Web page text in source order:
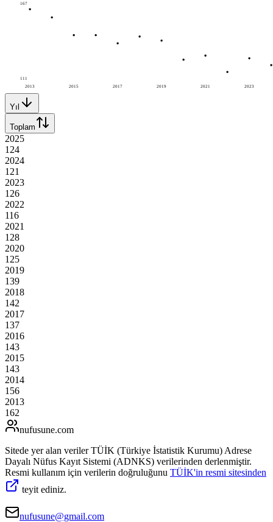
2013 2015 2017 2019 2021 2023
167
111
Yıl
Toplam
2025
124
2024
121
2023
126
2022
116
2021
128
2020
125
2019
139
2018
142
2017
137
2016
143
2015
143
2014
156
2013
162
nufusune.com
Sitede yer alan veriler TÜİK (Türkiye İstatistik Kurumu) Adrese
Dayalı Nüfus Kayıt Sistemi (ADNKS) verilerinden derlenmiştir.
Resmi kullanım için verilerin doğruluğunu TÜİK'in resmi sitesinden
teyit ediniz.
nufusune@gmail.com